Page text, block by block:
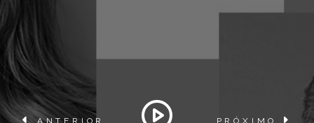
ANTERIOR PRÓXIMO